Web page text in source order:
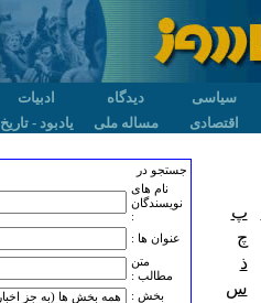
سیاسی دیدگاه ادبیات
اقتصادی مساله ملی یادبود - تاریخ
جستجو در
نام های
نویسندگان
:
عنوان ها :
متن
مطالب :
بخش :
پ
چ
ذ
س